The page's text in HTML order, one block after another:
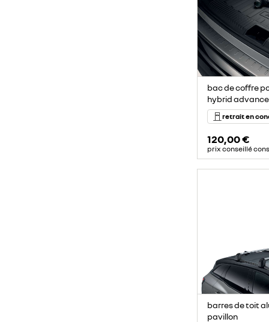
bac de coffre
hybrid
retrait en
120,00 €
prix conseillé
barres de toit
pavillon